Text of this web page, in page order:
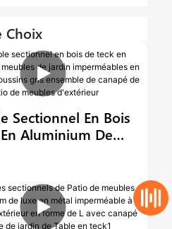
Choix
Sectionnel En Bois
Aluminium De
Jardin
En Métal Avec
Gris Ensemble De
De Patio De Meubles